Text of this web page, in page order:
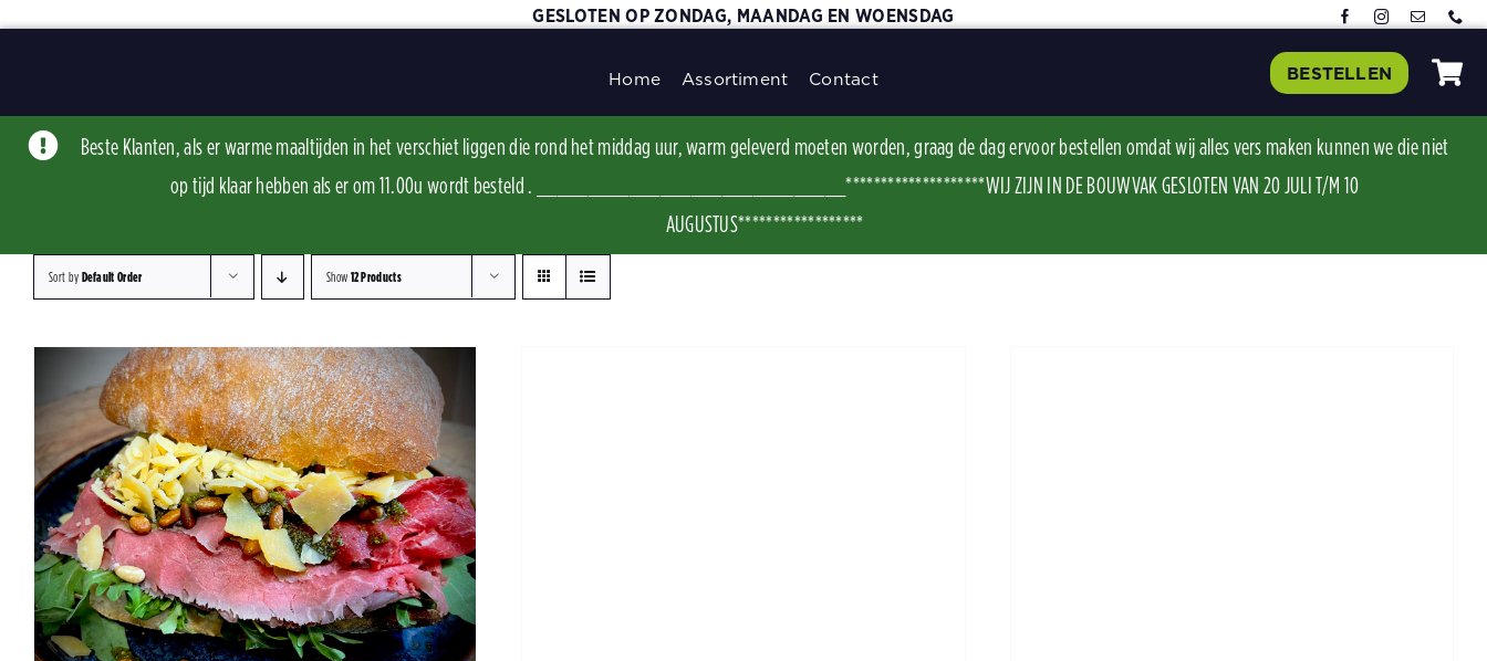
Skip
GESLOTEN OP ZONDAG, MAANDAG EN WOENSDAG
Home Assortiment Contact BESTELLEN
Beste Klanten, als er warme maaltijden in het verschiet liggen die rond het middag uur, warm geleverd moeten worden, graag de dag ervoor bestellen omdat wij alles vers maken kunnen we die niet
op tijd klaar hebben als er om 11.00u wordt besteld . ______________________________********************WIJ ZIJN IN DE BOUWVAK GESLOTEN VAN 20 JULI T/M 10
AUGUSTUS******************
Sort byDefault Order Show12 Products